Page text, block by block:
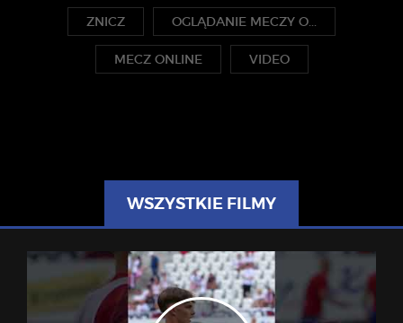
ZNICZ OGLĄDANIE MECZY O...
MECZ ONLINE VIDEO
WSZYSTKIE FILMY